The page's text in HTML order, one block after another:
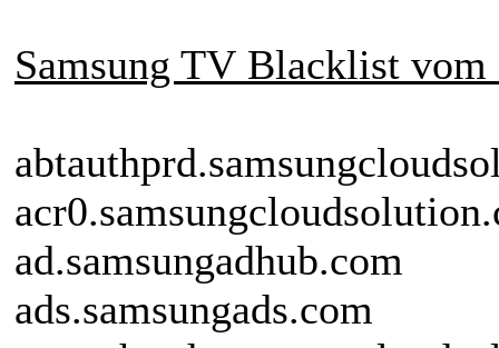
Samsung TV Blacklist vom
ad.samsungadhub.com
ads.samsungads.com